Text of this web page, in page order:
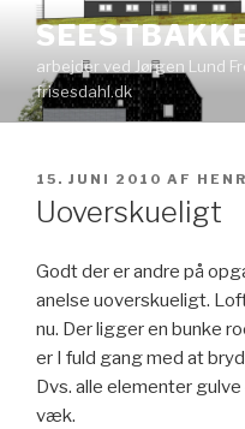
Videre
indholdarbejder ved Jørgen Lund
frisesdahl.dk
UDGIVET
DEN
15. JUNI 2010 AF
Uoverskueligt
Godt der er andre på
anelse uoverskueligt.
nu. Der ligger en bunke
er I fuld gang med at
Dvs. alle elementer
væk.